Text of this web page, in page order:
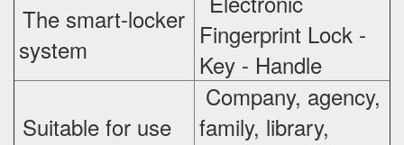
The smart-locker
system
Fingerprint Lock -
Key - Handle
Suitable for use
Company, agency,
family, library,